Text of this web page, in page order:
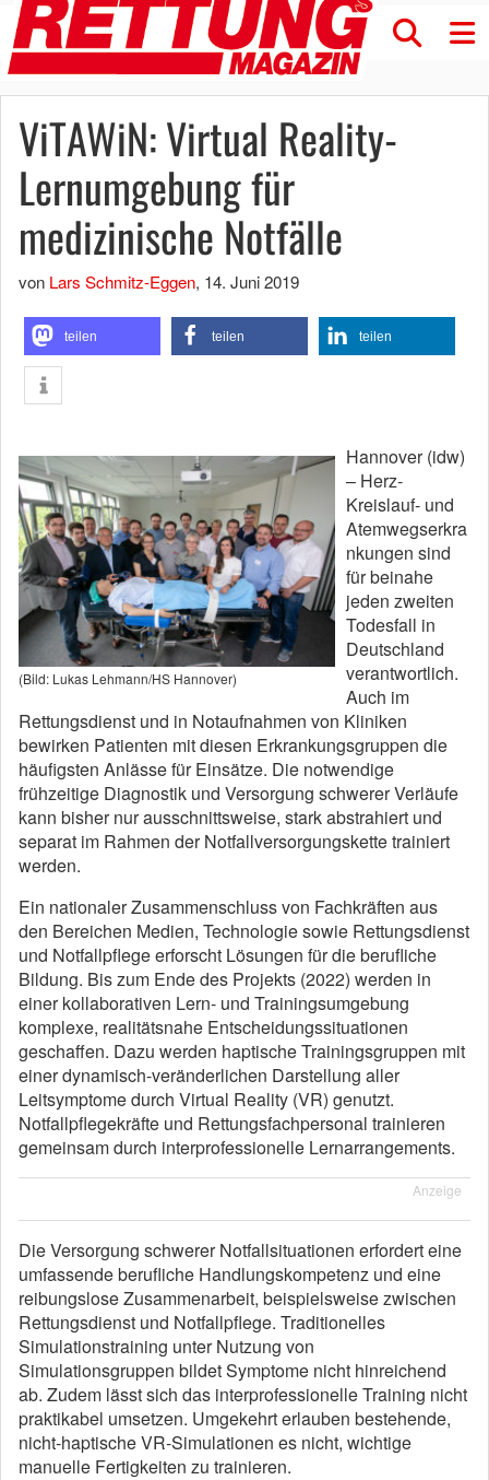
ViTAWiN: Virtual Reality-
Lernumgebung für
medizinische Notfälle
von Lars Schmitz-Eggen, 14. Juni 2019
teilen teilen teilen
(Bild: Lukas Lehmann/HS Hannover)
Hannover (idw)
– Herz-
Kreislauf- und
Atemwegserkra
nkungen sind
für beinahe
jeden zweiten
Todesfall in
Deutschland
verantwortlich.
Auch im
Rettungsdienst und in Notaufnahmen von Kliniken
bewirken Patienten mit diesen Erkrankungsgruppen die
häufigsten Anlässe für Einsätze. Die notwendige
frühzeitige Diagnostik und Versorgung schwerer Verläufe
kann bisher nur ausschnittsweise, stark abstrahiert und
separat im Rahmen der Notfallversorgungskette trainiert
werden.
Ein nationaler Zusammenschluss von Fachkräften aus
den Bereichen Medien, Technologie sowie Rettungsdienst
und Notfallpflege erforscht Lösungen für die berufliche
Bildung. Bis zum Ende des Projekts (2022) werden in
einer kollaborativen Lern- und Trainingsumgebung
komplexe, realitätsnahe Entscheidungssituationen
geschaffen. Dazu werden haptische Trainingsgruppen mit
einer dynamisch-veränderlichen Darstellung aller
Leitsymptome durch Virtual Reality (VR) genutzt.
Notfallpflegekräfte und Rettungsfachpersonal trainieren
gemeinsam durch interprofessionelle Lernarrangements.
Anzeige
Die Versorgung schwerer Notfallsituationen erfordert eine
umfassende berufliche Handlungskompetenz und eine
reibungslose Zusammenarbeit, beispielsweise zwischen
Rettungsdienst und Notfallpflege. Traditionelles
Simulationstraining unter Nutzung von
Simulationsgruppen bildet Symptome nicht hinreichend
ab. Zudem lässt sich das interprofessionelle Training nicht
praktikabel umsetzen. Umgekehrt erlauben bestehende,
nicht-haptische VR-Simulationen es nicht, wichtige
manuelle Fertigkeiten zu trainieren.